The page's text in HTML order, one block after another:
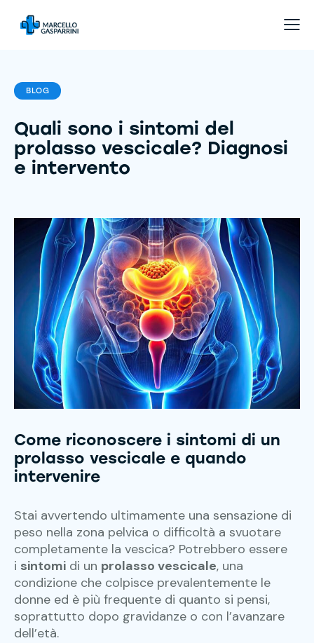
BLOG
Quali sono i sintomi del
prolasso vescicale? Diagnosi
e intervento
Come riconoscere i sintomi di un
prolasso vescicale e quando
intervenire
Stai avvertendo ultimamente una sensazione di
peso nella zona pelvica o difficoltà a svuotare
completamente la vescica? Potrebbero essere
i sintomi di un prolasso vescicale, una
condizione che colpisce prevalentemente le
donne ed è più frequente di quanto si pensi,
soprattutto dopo gravidanze o con l’avanzare
dell’età.